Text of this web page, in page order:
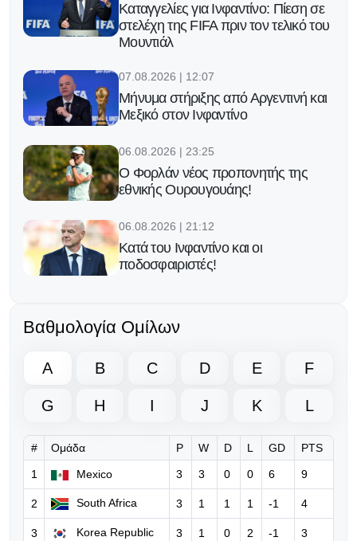
Καταγγελίες για Ινφαντίνο: Πίεση σε
στελέχη της FIFA πριν τον τελικό του
Μουντιάλ
07.08.2026 | 12:07
Μήνυμα στήριξης από Αργεντινή και
Μεξικό στον Ινφαντίνο
06.08.2026 | 23:25
Ο Φορλάν νέος προπονητής της
εθνικής Ουρουγουάης!
06.08.2026 | 21:12
Κατά του Ινφαντίνο και οι
ποδοσφαιριστές!
Ο Γκάβι κράτησε την υπόσχεσή του
μετά την κατάκτηση του Μουντιάλ!
06.08.2026 | 18:50
Νέο ξεκάθαρο μήνυμα της UEFA
προς τη FIFA για τον Ινφαντίνο
06.08.2026 | 10:36
FIFA: Παραδέχεται λάθη του
Ινφαντίνο, τον στηρίζει και
ξεκαθαρίζει… «δεν θα δεχθούμε
καμία επίθεση»
Βαθμολογία Ομίλων
A B C D E F
G H I J K L
# Ομάδα P W D L GD PTS
1 Mexico 3 3 0 0 6 9
2 South Africa 3 1 1 1 -1 4
3 Korea Republic 3 1 0 2 -1 3